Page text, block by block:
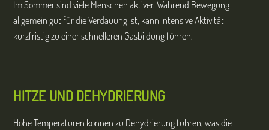
Im Sommer sind viele Menschen aktiver. Während Bewegung
allgemein gut für die Verdauung ist, kann intensive Aktivität
kurzfristig zu einer schnelleren Gasbildung führen.
HITZE UND DEHYDRIERUNG
Hohe Temperaturen können zu Dehydrierung führen, was die